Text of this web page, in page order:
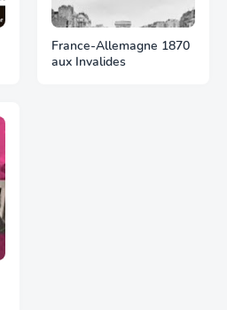
France-Allemagne 1870
aux Invalides